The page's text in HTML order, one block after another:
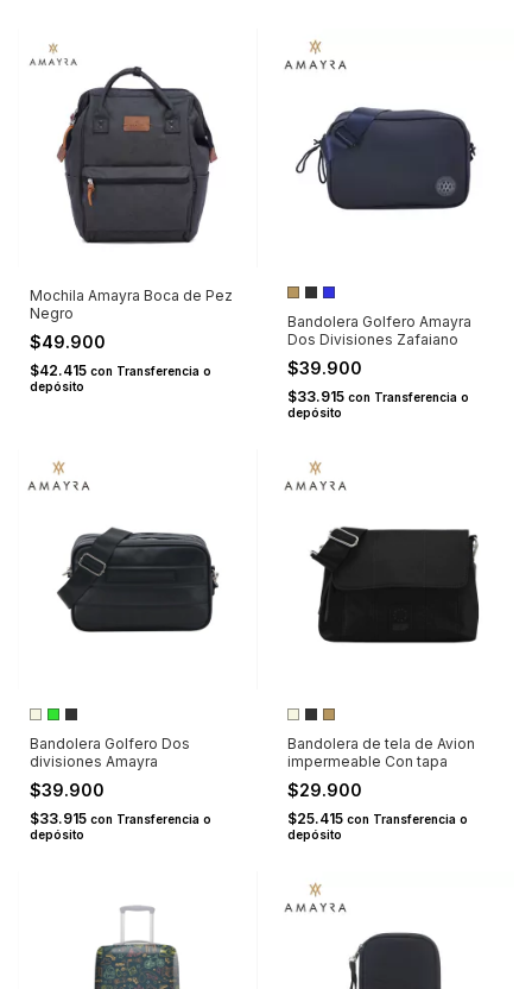
Mochila Amayra Boca de Pez
Negro
$49.900
$42.415 con Transferencia o
depósito
Bandolera Golfero Amayra
Dos Divisiones Zafaiano
$39.900
$33.915 con Transferencia o
depósito
Bandolera Golfero Dos
divisiones Amayra
$39.900
$33.915 con Transferencia o
depósito
Bandolera de tela de Avion
impermeable Con tapa
$29.900
$25.415 con Transferencia o
depósito